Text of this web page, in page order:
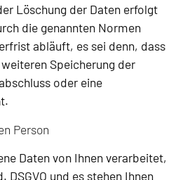
Löschung der Daten erfolgt
die genannten Normen
abläuft, es sei denn, dass
Speicherung der
oder eine
Person
Daten von Ihnen verarbeitet,
DSGVO und es stehen Ihnen